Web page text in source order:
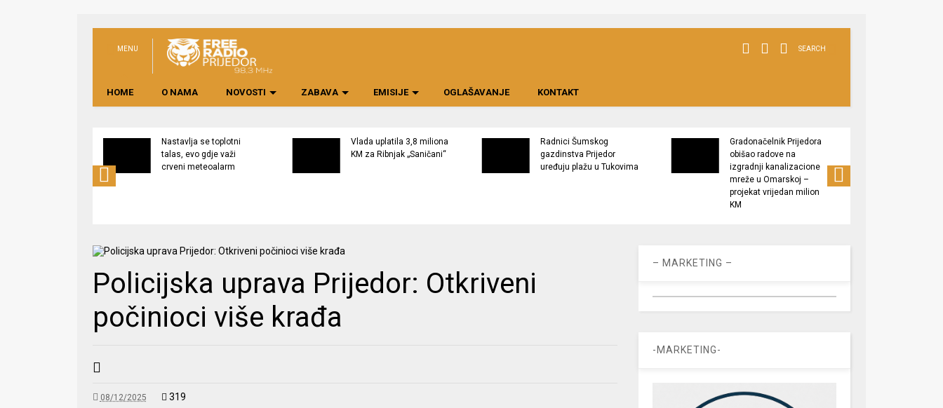
MENU SEARCH
HOME O NAMA NOVOSTI ZABAVA EMISIJE OGLAŠAVANJE KONTAKT
Nastavlja se toplotni
talas, evo gdje važi
crveni meteoalarm
Vlada uplatila 3,8 miliona
KM za Ribnjak „Saničani“
Radnici Šumskog
gazdinstva Prijedor
uređuju plažu u Tukovima
Gradonačelnik Prijedora
obišao radove na
izgradnji kanalizacione
mreže u Omarskoj –
projekat vrijedan milion
KM
Policijska uprava Prijedor: Otkriveni
počinioci više krađa
08/12/2025 319
– MARKETING –
-MARKETING-